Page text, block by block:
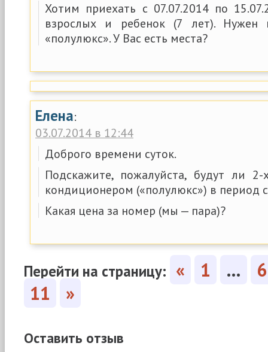
Хотим приехать с 07.07.2014 по
взрослых и ребенок (7 лет). Нужен
«полулюкс». У Вас есть места?
Елена:
03.07.2014 в 12:44
Доброго времени суток.
Подскажите, пожалуйста, будут ли
кондиционером («полулюкс») в период
Какая цена за номер (мы — пара)?
Перейти на страницу: « 1 …
6
11
»
Оставить отзыв